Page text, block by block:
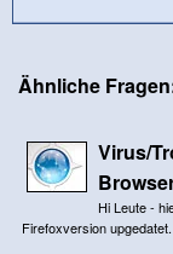
Ähnliche
Virus/
Hi Leute -
Firefoxversion